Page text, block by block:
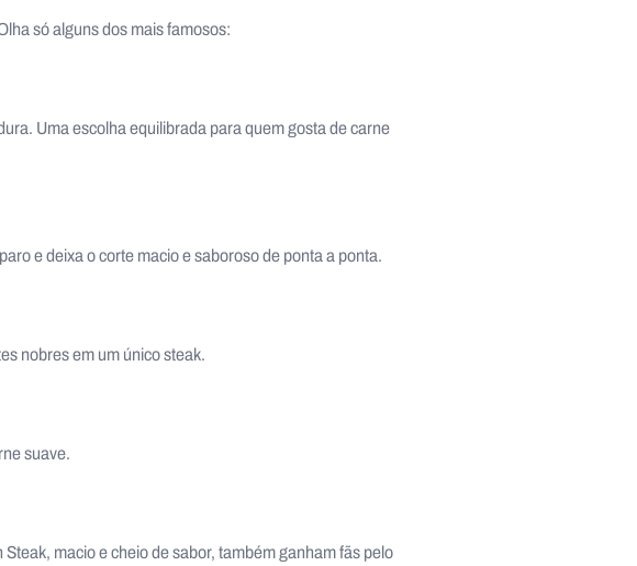
só alguns dos mais famosos:
Uma escolha equilibrada para quem gosta de carne
e deixa o corte macio e saboroso de ponta a ponta.
nobres em um único steak.
suave.
macio e cheio de sabor, também ganham fãs pelo